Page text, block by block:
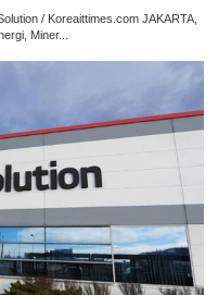
/ Koreaittimes.com JAKARTA,
Miner...